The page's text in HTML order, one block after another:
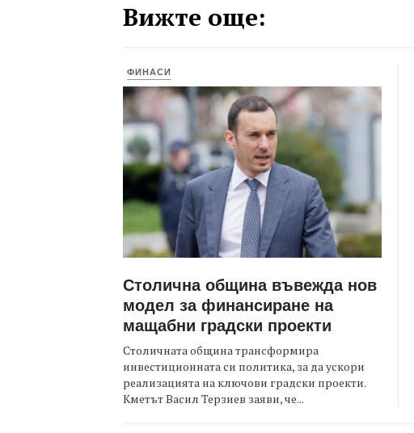
Вижте още:
ФИНАСИ
Столична община въвежда нов
модел за финансиране на
мащабни градски проекти
Столичната община трансформира
инвестиционната си политика, за да ускори
реализацията на ключови градски проекти.
Кметът Васил Терзиев заяви, че...